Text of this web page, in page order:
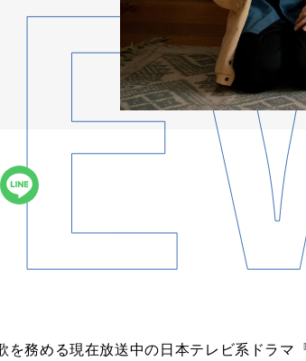
を務める現在放送中の 日本テレビ系 ドラマ